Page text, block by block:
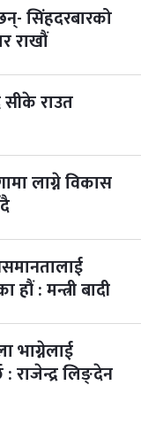
सिंहदरबारको
राखौं
राउत
लाग्ने विकास
हौं : मन्त्री बादी
भाग्नेलाई
: राजेन्द्र लिङ्देन